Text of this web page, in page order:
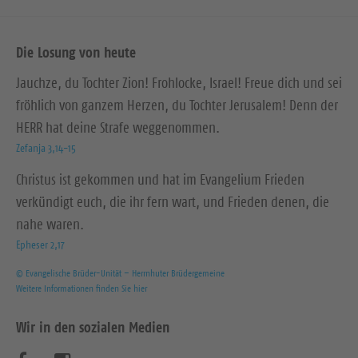
Die Losung von heute
Jauchze, du Tochter Zion! Frohlocke, Israel! Freue dich und sei
fröhlich von ganzem Herzen, du Tochter Jerusalem! Denn der
HERR hat deine Strafe weggenommen.
Zefanja 3,14-15
Christus ist gekommen und hat im Evangelium Frieden
verkündigt euch, die ihr fern wart, und Frieden denen, die
nahe waren.
Epheser 2,17
© Evangelische Brüder-Unität – Herrnhuter Brüdergemeine
Weitere Informationen finden Sie hier
Wir in den sozialen Medien